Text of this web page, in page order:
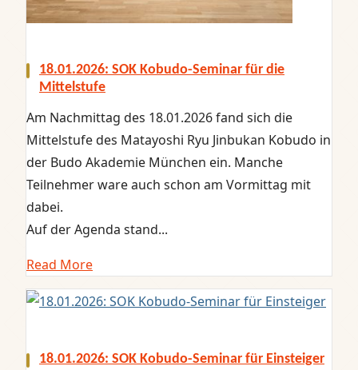
18.01.2026: SOK Kobudo-Seminar für die
Mittelstufe
Am Nachmittag des 18.01.2026 fand sich die
Mittelstufe des Matayoshi Ryu Jinbukan Kobudo in
der Budo Akademie München ein. Manche
Teilnehmer ware auch schon am Vormittag mit
dabei.
Auf der Agenda stand...
Read More
18.01.2026: SOK Kobudo-Seminar für Einsteiger